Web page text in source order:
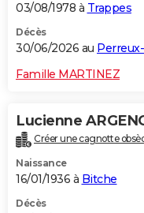
03/08/1978 à Trappes
Décès
30/06/2026 au
Famille MARTINEZ
Lucienne
Créer une cagnotte
Naissance
16/01/1936 à Bitche
Décès